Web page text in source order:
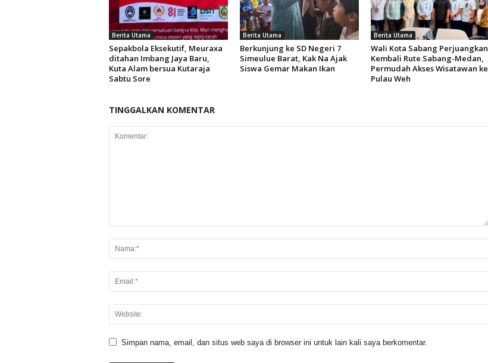
Berita Utama
Sepakbola Eksekutif, Meuraxa
ditahan Imbang Jaya Baru,
Kuta Alam bersua Kutaraja
Sabtu Sore
Berita Utama
Berkunjung ke SD Negeri 7
Simeulue Barat, Kak Na Ajak
Siswa Gemar Makan Ikan
Berita Utama
Wali Kota Sabang Perjuangkan
Kembali Rute Sabang-Medan,
Permudah Akses Wisatawan ke
Pulau Weh
TINGGALKAN KOMENTAR
Simpan nama, email, dan situs web saya di browser ini untuk lain kali saya berkomentar.